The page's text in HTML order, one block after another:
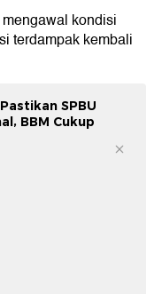
kondisi
terdampak kembali
SPBU
BBM Cukup